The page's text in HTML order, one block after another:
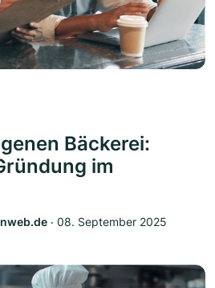
Bäckerei:
im
‧ 08. September 2025